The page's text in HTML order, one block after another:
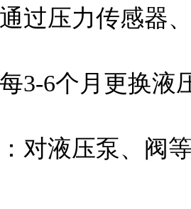
过压力传感器
3-6个月更换液
对液压泵、阀